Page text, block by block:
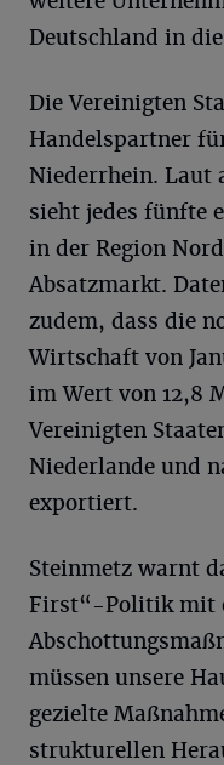
Deutschland in
Die Vereinigten
Handelspartner
Niederrhein. Laut
sieht jedes fünfte
in der Region
Absatzmarkt.
zudem, dass die
Wirtschaft von
im Wert von 12,8
Vereinigten
Niederlande und
exportiert.
Steinmetz warnt
First“-Politik mit
müssen unsere
gezielte
strukturellen